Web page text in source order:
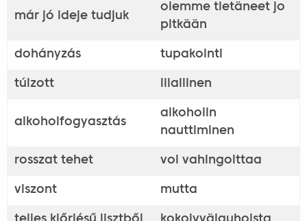
már jó ideje tudjuk
olemme tietäneet jo
pitkään
dohányzás tupakointi
túlzott liiallinen
alkoholfogyasztás
alkoholin
nauttiminen
rosszat tehet voi vahingoittaa
viszont mutta